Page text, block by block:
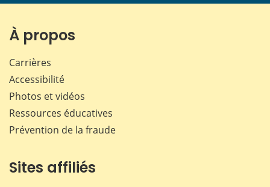
À propos
Carrières
Accessibilité
Photos et vidéos
Ressources éducatives
Prévention de la fraude
Sites affiliés